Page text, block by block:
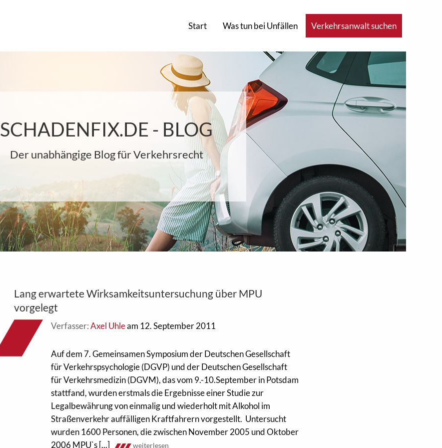
Start Was tun bei Unfällen Verkehrsanwalt suchen
SCHADENFIX.DE - BLOG
Der unabhängige Blog für Verkehrsrecht
Lang erwartete Wirksamkeitsuntersuchung über MPU
vorgelegt
Verfasser:Axel Uhleam 12. September 2011
Auf dem 7. Gemeinsamen Symposium der Deutschen Gesellschaft
für Verkehrspsychologie (DGVP) und der Deutschen Gesellschaft
für Verkehrsmedizin (DGVM), das vom 9.-10.September in Potsdam
stattfand, wurden erstmals die Ergebnisse einer Studie zur
Legalbewährung von einmalig und wiederholt mit Alkohol im
Straßenverkehr auffälligen Kraftfahrern vorgestellt. Untersucht
wurden 1600 Personen, die zwischen November 2005 und Oktober
2006 MPU`s [...]
weiterlesen